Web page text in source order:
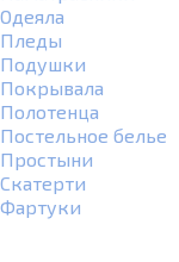
Одеяла
Пледы
Подушки
Покрывала
Полотенца
Постельное белье
Простыни
Скатерти
Фартуки